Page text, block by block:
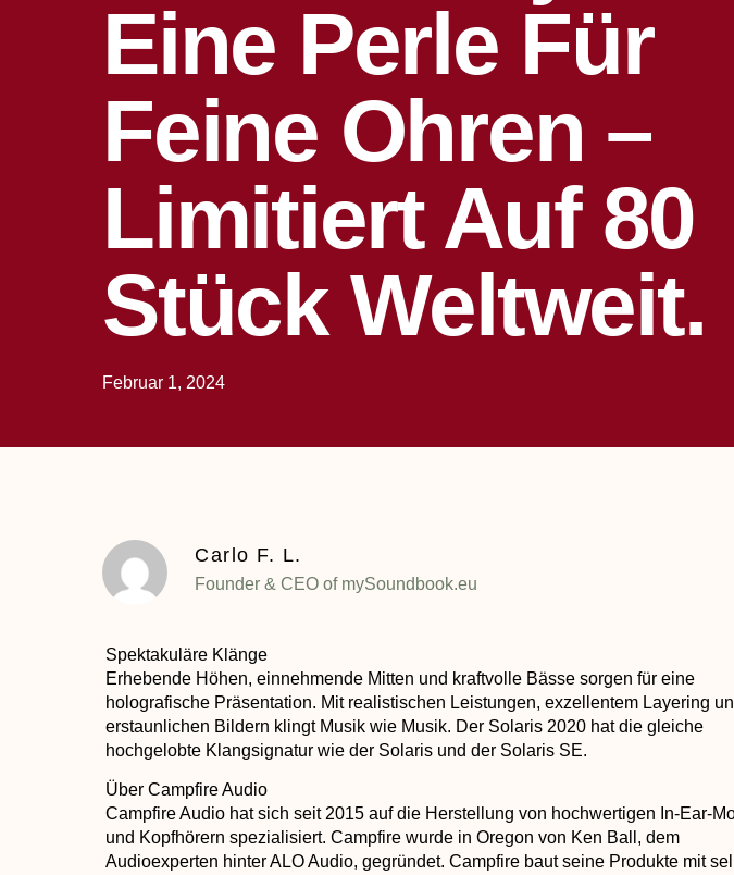
Eine Perle Für
Feine Ohren –
Limitiert Auf 80
Stück Weltweit.
Februar 1, 2024
Carlo F. L.
Founder & CEO of mySoundbook.eu
Spektakuläre Klänge
Erhebende Höhen, einnehmende Mitten und kraftvolle Bässe sorgen für eine
holografische Präsentation. Mit realistischen Leistungen, exzellentem Layering
erstaunlichen Bildern klingt Musik wie Musik. Der Solaris 2020 hat die gleiche
hochgelobte Klangsignatur wie der Solaris und der Solaris SE.
Über Campfire Audio
Campfire Audio hat sich seit 2015 auf die Herstellung von hochwertigen In-Ear-
und Kopfhörern spezialisiert. Campfire wurde in Oregon von Ken Ball, dem
Audioexperten hinter ALO Audio, gegründet. Campfire baut seine Produkte mit